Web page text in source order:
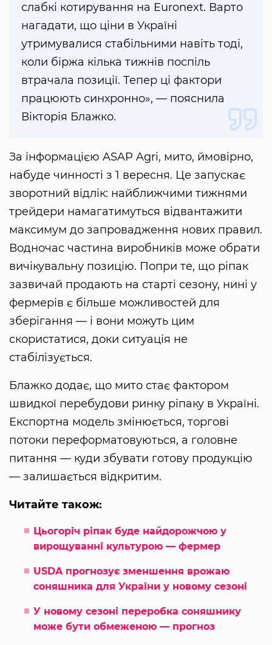
слабкі котирування на Euronext. Варто
нагадати, що ціни в Україні
утримувалися стабільними навіть тоді,
коли біржа кілька тижнів поспіль
втрачала позиції. Тепер ці фактори
працюють синхронно», — пояснила
Вікторія Блажко.
За інформацією ASAP Agri, мито, ймовірно,
набуде чинності з 1 вересня. Це запускає
зворотний відлік: найближчими тижнями
трейдери намагатимуться відвантажити
максимум до запровадження нових правил.
Водночас частина виробників може обрати
вичікувальну позицію. Попри те, що ріпак
зазвичай продають на старті сезону, нині у
фермерів є більше можливостей для
зберігання — і вони можуть цим
скористатися, доки ситуація не
стабілізується.
Блажко додає, що мито стає фактором
швидкої перебудови ринку ріпаку в Україні.
Експортна модель змінюється, торгові
потоки переформатовуються, а головне
питання — куди збувати готову продукцію
— залишається відкритим.
Читайте також:
Цьогоріч ріпак буде найдорожчою у
вирощуванні культурою — фермер
USDA прогнозує зменшення врожаю
соняшника для України у новому сезоні
У новому сезоні переробка соняшнику
може бути обмеженою — прогноз